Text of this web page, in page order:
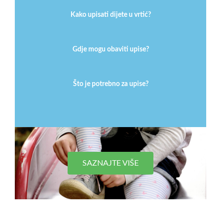
Kako upisati dijete u vrtić?
Gdje mogu obaviti upise?
Što je potrebno za upise?
SAZNAJTE VIŠE